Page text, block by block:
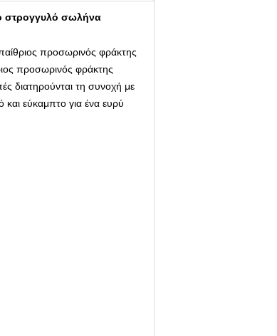
στρογγυλό σωλήνα
προσωρινός φράκτης
προσωρινός φράκτης
διατηρούνται τη συνοχή με
και εύκαμπτο για ένα ευρύ